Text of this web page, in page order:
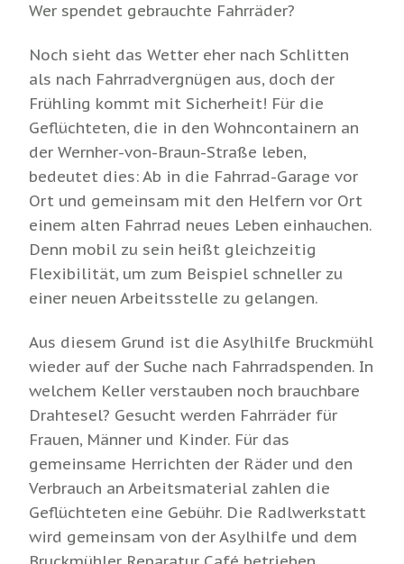
Wer spendet gebrauchte Fahrräder?
Noch sieht das Wetter eher nach Schlitten
als nach Fahrradvergnügen aus, doch der
Frühling kommt mit Sicherheit! Für die
Geflüchteten, die in den Wohncontainern an
der Wernher-von-Braun-Straße leben,
bedeutet dies: Ab in die Fahrrad-Garage vor
Ort und gemeinsam mit den Helfern vor Ort
einem alten Fahrrad neues Leben einhauchen.
Denn mobil zu sein heißt gleichzeitig
Flexibilität, um zum Beispiel schneller zu
einer neuen Arbeitsstelle zu gelangen.
Aus diesem Grund ist die Asylhilfe Bruckmühl
wieder auf der Suche nach Fahrradspenden. In
welchem Keller verstauben noch brauchbare
Drahtesel? Gesucht werden Fahrräder für
Frauen, Männer und Kinder. Für das
gemeinsame Herrichten der Räder und den
Verbrauch an Arbeitsmaterial zahlen die
Geflüchteten eine Gebühr. Die Radlwerkstatt
wird gemeinsam von der Asylhilfe und dem